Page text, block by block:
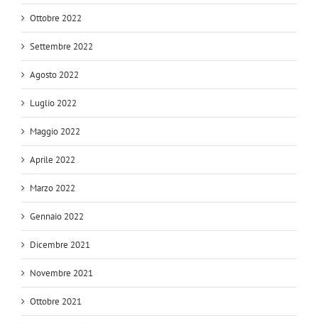
Ottobre 2022
Settembre 2022
Agosto 2022
Luglio 2022
Maggio 2022
Aprile 2022
Marzo 2022
Gennaio 2022
Dicembre 2021
Novembre 2021
Ottobre 2021